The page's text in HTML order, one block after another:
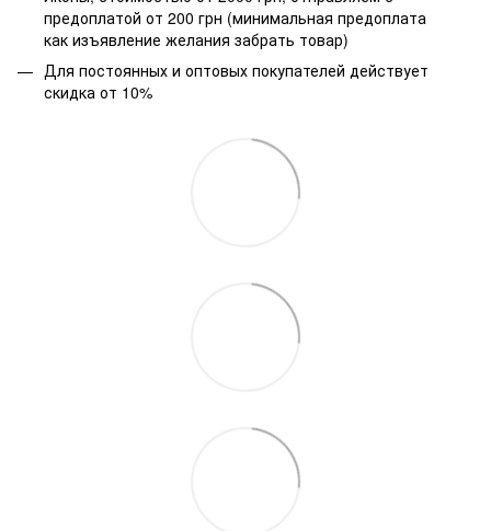
предоплатой от 200 грн (минимальная предоплата
как изъявление желания забрать товар)
Для постоянных и оптовых покупателей действует
скидка от 10%